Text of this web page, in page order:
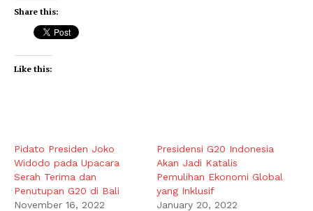
Share this:
Like this:
Pidato Presiden Joko
Widodo pada Upacara
Serah Terima dan
Penutupan G20 di Bali
November 16, 2022
Presidensi G20 Indonesia
Akan Jadi Katalis
Pemulihan Ekonomi Global
yang Inklusif
January 20, 2022